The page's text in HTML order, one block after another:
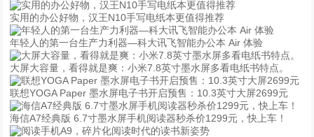
实用的办公好物，汉王N10手写电纸本更值得推荐
年轻人的第一台生产力利器—科大讯飞智能办公本 Air 体验
大屏大容量，看得就是爽：小米7.8英寸墨水屏多看电纸书特点。
联想YOGA Paper 墨水屏电子书开启预售：10.3英寸大屏2699元
海信A7经典版 6.7寸墨水屏手机阅读器秒杀价1299元，快上车！